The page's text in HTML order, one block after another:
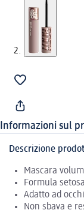
Informazioni sul
Descrizione
Mascara
Formula
Adatto ad
Non sbava e